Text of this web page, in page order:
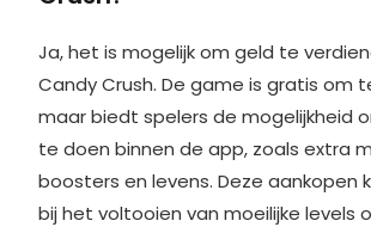
Ja, het is mogelijk om geld te
Candy Crush. De game is gratis om
maar biedt spelers de mogelijkheid
te doen binnen de app, zoals extra
boosters en levens. Deze aankopen
bij het voltooien van moeilijke levels